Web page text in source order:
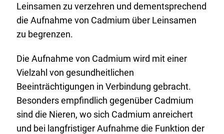
Leinsamen zu verzehren und dementsprechend
die Aufnahme von Cadmium über Leinsamen
zu begrenzen.
Die Aufnahme von Cadmium wird mit einer
Vielzahl von gesundheitlichen
Beeinträchtigungen in Verbindung gebracht.
Besonders empfindlich gegenüber Cadmium
sind die Nieren, wo sich Cadmium anreichert
und bei langfristiger Aufnahme die Funktion der